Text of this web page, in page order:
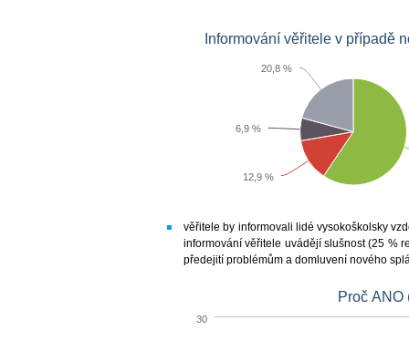
Informování věřitele v případě
12,9 %
6,9 %
20,8 %
věřitele by informovali lidé vysokoškolsky
informování věřitele uvádějí slušnost (25 %
předejití problémům a domluvení nového
Proč ANO
30